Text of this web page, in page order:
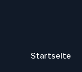
Startseite